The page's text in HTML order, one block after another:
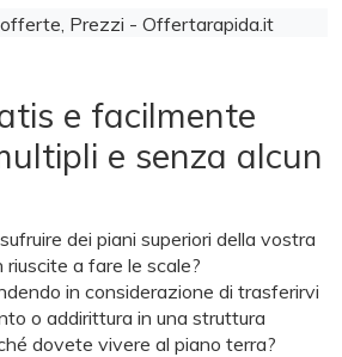
e facilmente
e senza alcun
dei piani superiori della vostra
riuscite a fare le scale?
in considerazione di trasferirvi
o addirittura in una struttura
dovete vivere al piano terra?